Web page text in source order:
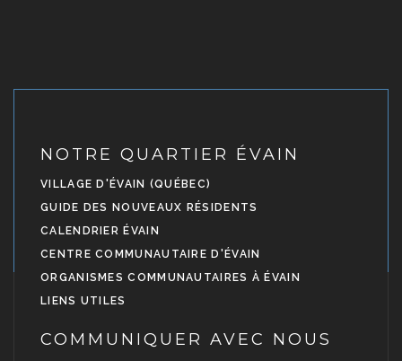
NOTRE QUARTIER ÉVAIN
VILLAGE D'ÉVAIN (QUÉBEC)
GUIDE DES NOUVEAUX RÉSIDENTS
CALENDRIER ÉVAIN
CENTRE COMMUNAUTAIRE D'ÉVAIN
ORGANISMES COMMUNAUTAIRES À ÉVAIN
LIENS UTILES
COMMUNIQUER AVEC NOUS